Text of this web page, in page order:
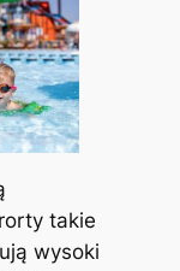
takie
wysoki